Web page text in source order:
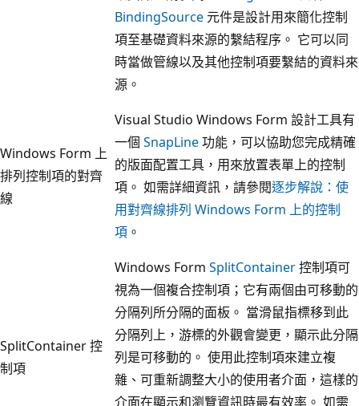
BindingSource 元件是設計用來簡化控制
項至基礎資料來源的繫結程序。 它可以同
時當做管線以及其他控制項要繫結的資料來
源。
Windows Form 上
排列控制項的對齊
線
Visual Studio Windows Form 設計工具有
一個 SnapLine功能，可以協助您完成精確
的版面配置工具，用來放置表單上的控制
項。 如需詳細資訊，請參閱逐步解說：使
用對齊線排列 Windows Form 上的控制
項 。
SplitContainer 控
制項
Windows Form SplitContainer控制項可
視為一個複合控制項；它有兩個由可移動的
分隔列所分隔的面板。 當滑鼠指標移到此
分隔列上，游標的外觀會變更，顯示此分隔
列是可移動的。 使用此控制項來建立複
雜、可重新調整大小的使用者介面，這樣的
介面在顯示和瀏覽資訊時最有效率。 如需